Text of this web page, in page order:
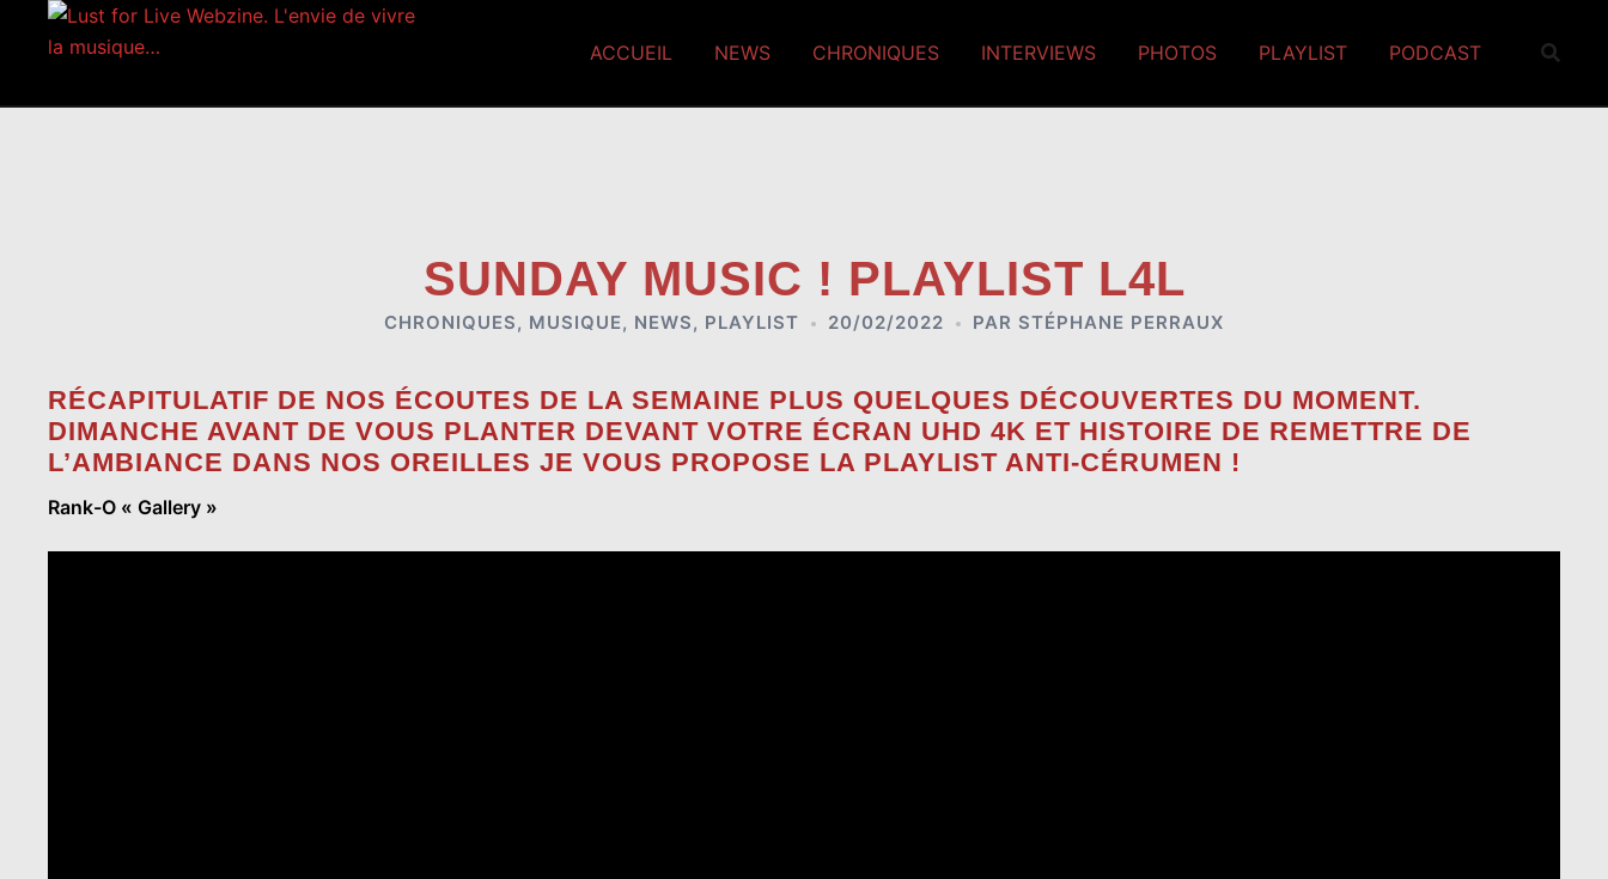
ACCUEIL NEWS CHRONIQUES INTERVIEWS PHOTOS PLAYLIST PODCAST
SUNDAY MUSIC ! PLAYLIST L4L
CHRONIQUES, MUSIQUE, NEWS, PLAYLIST 20/02/2022 PAR STÉPHANE PERRAUX
RÉCAPITULATIF DE NOS ÉCOUTES DE LA SEMAINE PLUS QUELQUES DÉCOUVERTES DU MOMENT.
DIMANCHE AVANT DE VOUS PLANTER DEVANT VOTRE ÉCRAN UHD 4K ET HISTOIRE DE REMETTRE DE
L’AMBIANCE DANS NOS OREILLES JE VOUS PROPOSE LA PLAYLIST ANTI-CÉRUMEN !
Rank-O « Gallery »